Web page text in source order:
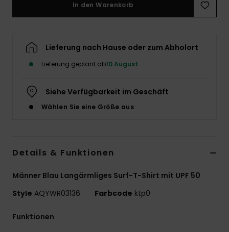
In den Warenkorb
Lieferung nach Hause oder zum Abholort
Lieferung geplant ab10 August
Siehe Verfügbarkeit im Geschäft
Wählen Sie eine Größe aus
Details & Funktionen
Männer Blau Langärmliges Surf-T-Shirt mit UPF 50
Style AQYWR03136 Farbcode ktp0
Funktionen